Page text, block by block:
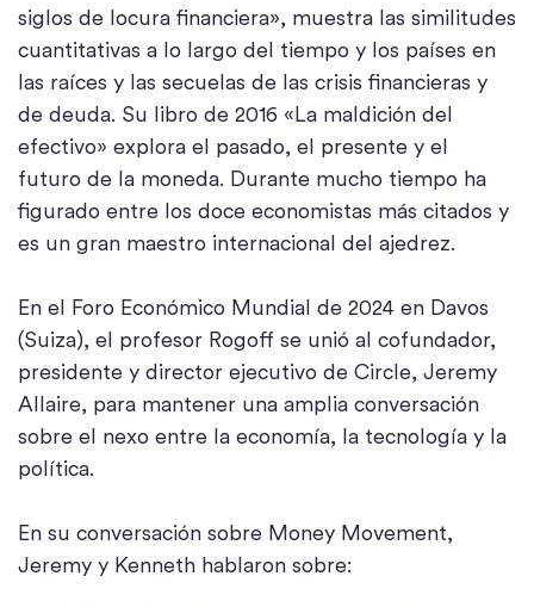
siglos de locura financiera», muestra las similitudes
cuantitativas a lo largo del tiempo y los países en
las raíces y las secuelas de las crisis financieras y
de deuda. Su libro de 2016 «La maldición del
efectivo» explora el pasado, el presente y el
futuro de la moneda. Durante mucho tiempo ha
figurado entre los doce economistas más citados y
es un gran maestro internacional del ajedrez.
En el Foro Económico Mundial de 2024 en Davos
(Suiza), el profesor Rogoff se unió al cofundador,
presidente y director ejecutivo de Circle, Jeremy
Allaire, para mantener una amplia conversación
sobre el nexo entre la economía, la tecnología y la
política.
En su conversación sobre Money Movement,
Jeremy y Kenneth hablaron sobre: